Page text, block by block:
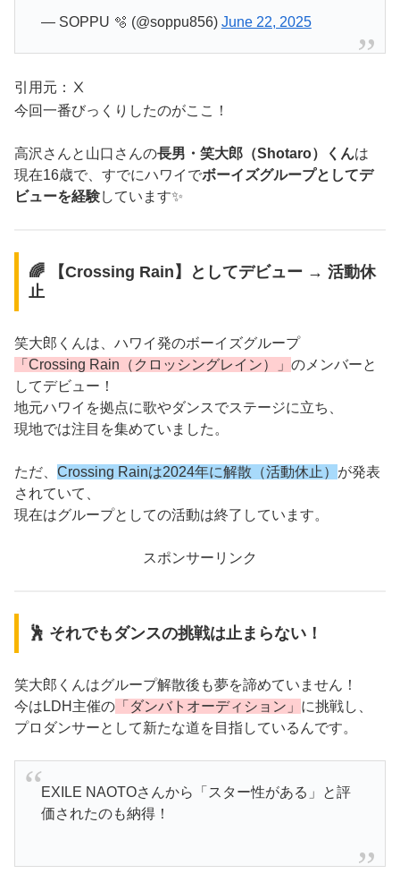
— SOPPU 🫧 (@soppu856) June 22, 2025
引用元：Ⅹ
今回一番びっくりしたのがここ！
高沢さんと山口さんの長男・笑大郎（Shotaro）くんは
現在16歳で、すでにハワイでボーイズグループとしてデ
ビューを経験しています✨
🌈 【Crossing Rain】としてデビュー → 活動休
止
笑大郎くんは、ハワイ発のボーイズグループ
「Crossing Rain（クロッシングレイン）」 のメンバーと
してデビュー！
地元ハワイを拠点に歌やダンスでステージに立ち、
現地では注目を集めていました。
ただ、 Crossing Rainは2024年に解散（活動休止） が発表
されていて、
現在はグループとしての活動は終了しています。
スポンサーリンク
🕺 それでもダンスの挑戦は止まらない！
笑大郎くんはグループ解散後も夢を諦めていません！
今はLDH主催の 「ダンバトオーディション」 に挑戦し、
プロダンサーとして新たな道を目指しているんです。
EXILE NAOTOさんから「スター性がある」と評
価されたのも納得！